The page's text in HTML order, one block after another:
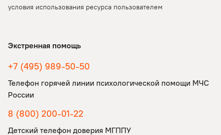
условия использования ресурса пользователем
Экстренная помощь
+7 (495) 989-50-50
Телефон горячей линии психологической помощи МЧС
России
8 (800) 200-01-22
Детский телефон доверия МГППУ